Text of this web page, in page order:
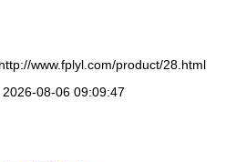
www.fplyl.com/product/28.html
2026-08-06 09:09:47